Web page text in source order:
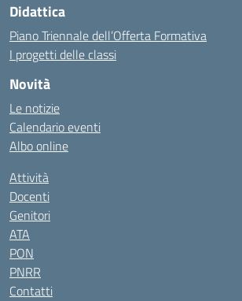
Didattica
Piano Triennale dell’Offerta Formativa
I progetti delle classi
Novità
Le notizie
Calendario eventi
Albo online
Attività
Docenti
Genitori
ATA
PON
PNRR
Contatti